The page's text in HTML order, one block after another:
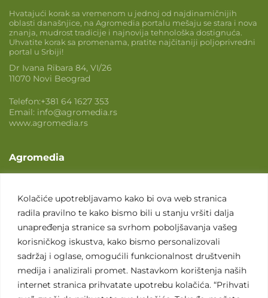
Kolačiće upotrebljavamo kako bi ova web stranica
radila pravilno te kako bismo bili u stanju vršiti dalja
unapređenja stranice sa svrhom poboljšavanja vašeg
korisničkog iskustva, kako bismo personalizovali
sadržaj i oglase, omogućili funkcionalnost društvenih
medija i analizirali promet. Nastavkom korištenja naših
internet stranica prihvatate upotrebu kolačića. “Prihvati
Hvatajući korak sa vremenom u jednoj od najdinamičnijih
oblasti današnjice, na Agromedia portalu mešaju se stara i nova
znanja, mudrost tradicije i najnovija tehnološka dostignuća.
Uhvatite korak sa promenama, pratite najčitaniji poljoprivredni
portal u Srbiji!
Dr Ivana Ribara 84, VI/26
11070 Novi Beograd
Telefon:+381 64 1627 353
Email: info@agromedia.rs
www.agromedia.rs
Agromedia
Svet poljoprivrede
Marketing usluge
Tražimo saradnike
Kontakt
Kontakt